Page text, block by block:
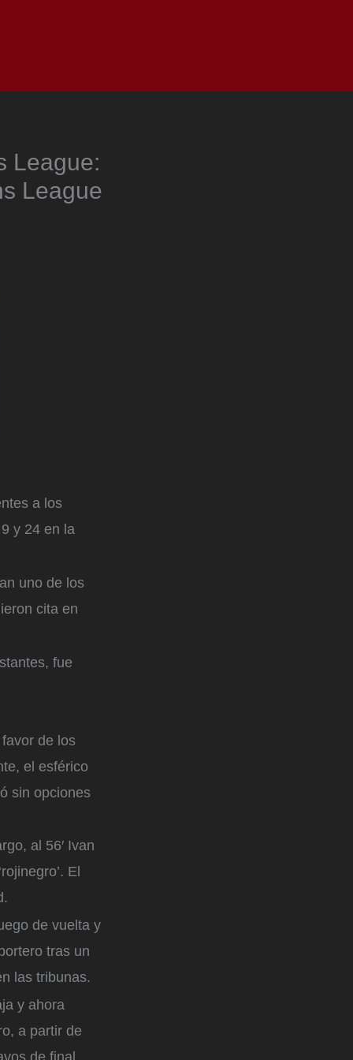
League:
League
a los
y 24 en la
uno de los
cita en
fue
de los
el esférico
sin opciones
al 56′ Ivan
El
de vuelta y
tras un
las tribunas.
y ahora
a partir de
de final.